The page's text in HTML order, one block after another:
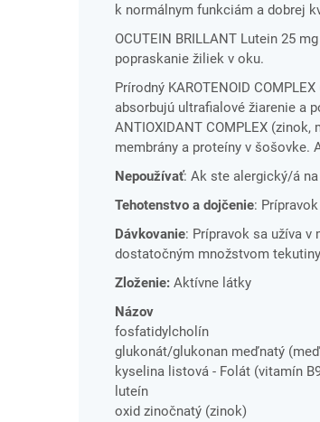
k normálnym funkciám a dobrej
OCUTEIN BRILLANT Lutein 25
popraskanie žiliek v oku.
Prírodný KAROTENOID
absorbujú ultrafialové žiarenie a
ANTIOXIDANT COMPLEX
membrány a proteíny v šošovke.
Nepoužívať: Ak ste alergický/á
Tehotenstvo a dojčenie:
Dávkovanie: Prípravok sa užíva v
dostatočným množstvom
Zloženie: Aktívne látky
Názov
fosfatidylcholín
glukonát/glukonan meďnatý
kyselina listová - Folát (vitamín
luteín
oxid zinočnatý (zinok)